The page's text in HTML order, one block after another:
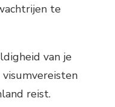
te
van je
reist.